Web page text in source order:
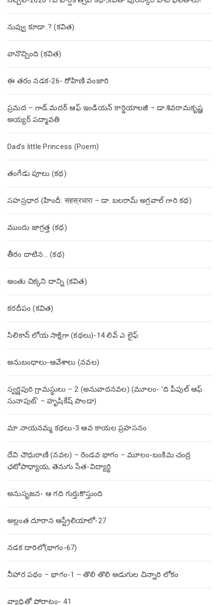
నువ్వు కూడా..? (కవిత)
వానొచ్చింది (కవిత)
ఈ తరం నడక-26- రోహిణి వంజారి
ప్రమద – గాడ్ మదర్ ఆఫ్ ఇండియన్ కార్డియాలజీ – డా.శివరామకృష్ణ
అయ్యర్ పద్మావతి
Dad’s little Princess (Poem)
తంగేడు పూలు (క‌థ‌)
సహస్రధార (హిందీ: सहस्रधारा – డా. బలరామ్ అగ్రవాల్ గారి కథ)
ముందు జాగ్రత్త (క‌థ‌)
తీరం దాటిన… (క‌థ‌)
అంతు చిక్కని దాన్ని (కవిత)
కరదీపం (కవిత)
సిలికాన్ లోయ సాక్షిగా (కథలు)-14 లివ్ ఎ లైఫ్
అనుబంధాలు-ఆవేశాలు (నవల)
స్వర్ణపురి గ్రామస్థులు – 2 (అనువాదనవల) (మూలం- ‘ది పీపుల్ ఆఫ్
సునాపుట్’ – హృషికేష్ పాండా)
మా నాయనమ్మ కథలు-3 ఆవ కాయల ప్రహసనం
దేవి చౌధురాణి (నవల) – రెండవ భాగం – మూలం-బంకిమ చంద్ర
ఛటోపాధ్యాయ, తెనుగు సేత-విద్యార్థి
అనుసృజన- ఆ గది గుర్తుకొస్తుంది
అల్లంత దూరాన ఆస్ట్రేలియాలో-27
నడక దారిలో(భాగం-67)
నీహార పథం – భాగం-1 – తొలి తొలి అడుగుల చిన్నారి లోకం
వ్యాధితో పోరాటం- 41